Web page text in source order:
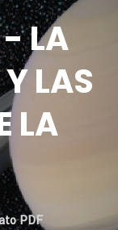
LA
LAS
LA
PDF